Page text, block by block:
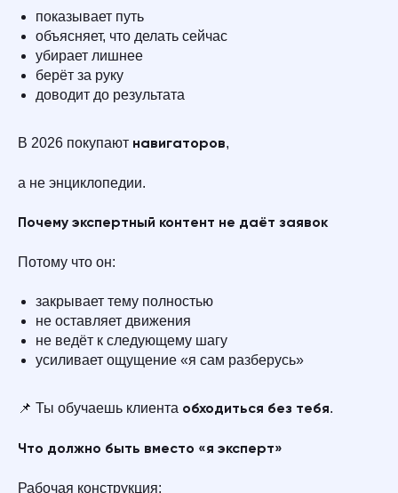
показывает путь
объясняет, что делать сейчас
убирает лишнее
берёт за руку
доводит до результата
В 2026 покупают навигаторов,
а не энциклопедии.
Почему экспертный контент не даёт заявок
Потому что он:
закрывает тему полностью
не оставляет движения
не ведёт к следующему шагу
усиливает ощущение «я сам разберусь»
📌 Ты обучаешь клиента обходиться без тебя.
Что должно быть вместо «я эксперт»
Рабочая конструкция: